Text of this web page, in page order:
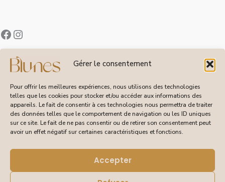
Gérer le consentement
Pour offrir les meilleures expériences, nous utilisons des technologies
telles que les cookies pour stocker et/ou accéder aux informations des
appareils. Le fait de consentir à ces technologies nous permettra de traiter
des données telles que le comportement de navigation ou les ID uniques
sur ce site. Le fait de ne pas consentir ou de retirer son consentement peut
avoir un effet négatif sur certaines caractéristiques et fonctions.
Accepter
Contact
À Propos de Blunes
CGV
Livraisons et Retours
Mentions Légales
Politique de Confidentialité